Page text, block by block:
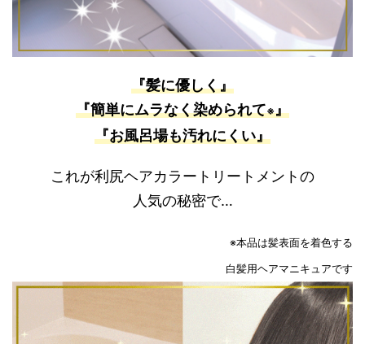
『髪に優しく』
『簡単にムラなく染められて※』
『お風呂場も汚れにくい』
これが利尻ヘアカラートリートメントの
人気の秘密で…
※本品は髪表面を着色する
白髪用ヘアマニキュアです